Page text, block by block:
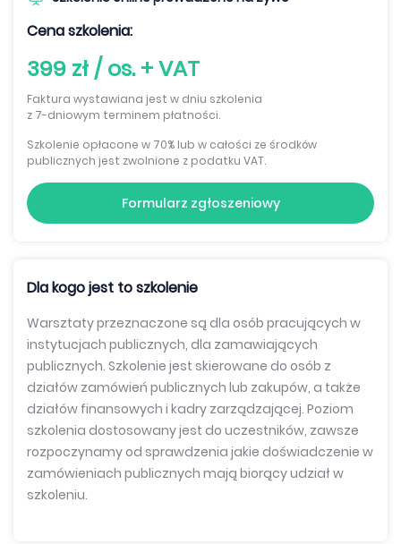
Cena szkolenia:
399 zł / os. + VAT
Faktura wystawiana jest w dniu szkolenia
z 7-dniowym terminem płatności.
Szkolenie opłacone w 70% lub w całości ze środków
publicznych jest zwolnione z podatku VAT.
Formularz zgłoszeniowy
Dla kogo jest to szkolenie
Warsztaty przeznaczone są dla osób pracujących w
instytucjach publicznych, dla zamawiających
publicznych. Szkolenie jest skierowane do osób z
działów zamówień publicznych lub zakupów, a także
działów finansowych i kadry zarządzającej. Poziom
szkolenia dostosowany jest do uczestników, zawsze
rozpoczynamy od sprawdzenia jakie doświadczenie w
zamówieniach publicznych mają biorący udział w
szkoleniu.